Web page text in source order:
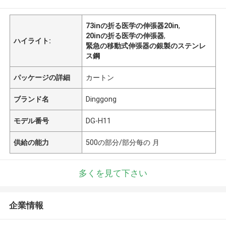
ハイライト:
73inの折る医学の伸張器20in,
20inの折る医学の伸張器,
緊急の移動式伸張器の銀製のステンレ
ス鋼
パッケージの詳細 カートン
ブランド名 Dinggong
モデル番号 DG-H11
供給の能力 500の部分/部分每の 月
多くを見て下さい
企業情報